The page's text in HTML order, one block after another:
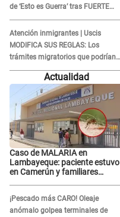
de ‘Esto es Guerra’ tras FUERTE
ENFRENTAMIENTO con Gabriel
Moisés: “Gracias”
Atención inmigrantes | Uscis
MODIFICA SUS REGLAS: Los
trámites migratorios que podrían
necesitar tu prueba de ADN
Actualidad
Caso de MALARIA en
Lambayeque: paciente estuvo
en Camerún y familiares
¡Pescado más CARO! Oleaje
anómalo golpea terminales de